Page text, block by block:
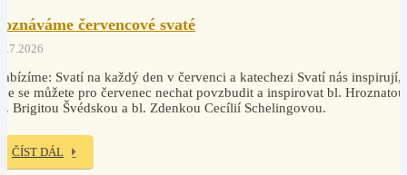
červencové svaté
Svatí na každý den v červenci a katechezi Svatí nás inspirují,
se můžete pro červenec nechat povzbudit a inspirovat bl.
Brigitou Švédskou a bl. Zdenkou Cecílií Schelingovou.
ČÍST DÁL